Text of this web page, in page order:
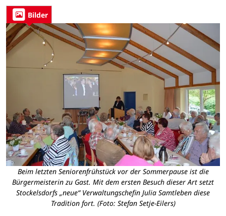
Bilder
Beim letzten Seniorenfrühstück vor der Sommerpause ist die
Bürgermeisterin zu Gast. Mit dem ersten Besuch dieser Art setzt
Stockelsdorfs „neue“ Verwaltungschefin Julia Samtleben diese
Tradition fort. (Foto: Stefan Setje-Eilers)